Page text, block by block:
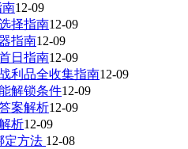
南12-09
择指南12-09
指南12-09
日指南12-09
利品全收集指南12-09
解锁条件12-09
案解析12-09
析12-09
定方法 12-08